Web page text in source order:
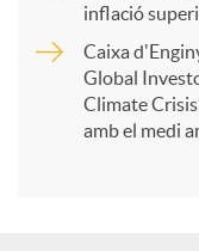
inflació
Caixa
Global
Climate
amb el medi